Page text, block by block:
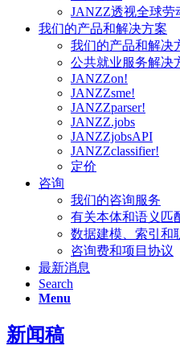
JANZZ透视全球劳
我们的产品和解决方案
我们的产品和解决
公共就业服务解决
JANZZon!
JANZZsme!
JANZZparser!
JANZZ.jobs
JANZZjobsAPI
JANZZclassifier!
定价
咨询
我们的咨询服务
有关本体和语义匹
数据建模、索引和
咨询费和项目协议
最新消息
Search
Menu
新闻稿